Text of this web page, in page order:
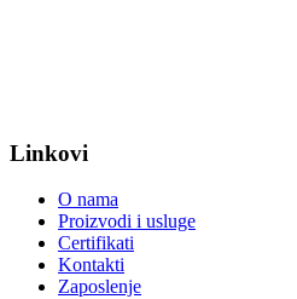
Linkovi
O nama
Proizvodi i usluge
Certifikati
Kontakti
Zaposlenje